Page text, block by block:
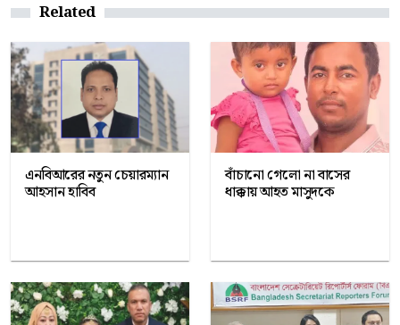
Related
এনবিআরের নতুন চেয়ারম্যান
আহসান হাবিব
বাঁচানো গেলো না বাসের
ধাক্কায় আহত মাসুদকে